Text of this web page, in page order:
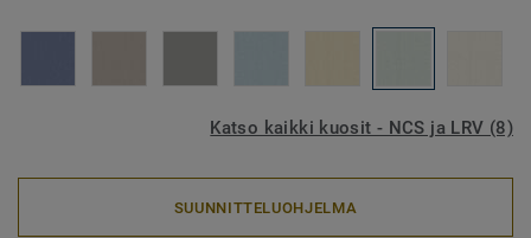
Katso kaikki kuosit - NCS ja LRV (8)
SUUNNITTELUOHJELMA